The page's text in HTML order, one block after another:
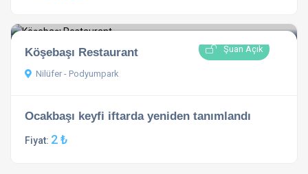
Şuan Açık
Köşebaşı Restaurant
Nilüfer - Podyumpark
Ocakbaşı keyfi iftarda yeniden tanımlandı
Fiyat: 2 ₺